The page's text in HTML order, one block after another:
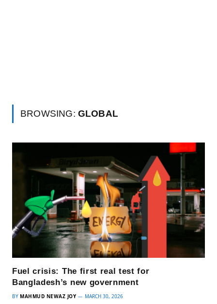
BROWSING: GLOBAL
Fuel crisis: The first real test for
Bangladesh’s new government
BY MAHMUD NEWAZ JOY MARCH 30, 2026